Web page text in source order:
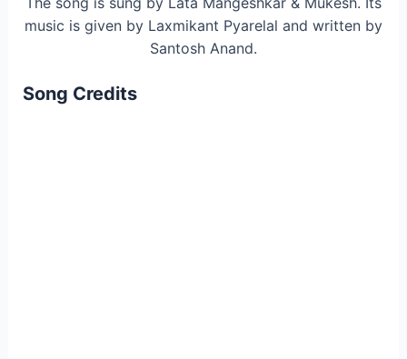
music is given by Laxmikant Pyarelal and written by
Santosh Anand.
Song Credits